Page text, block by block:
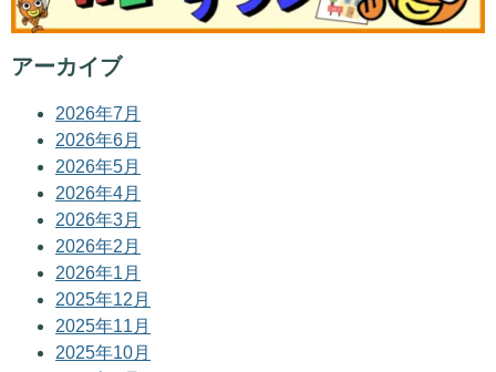
アーカイブ
2026年7月
2026年6月
2026年5月
2026年4月
2026年3月
2026年2月
2026年1月
2025年12月
2025年11月
2025年10月